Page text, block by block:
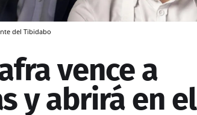
del Tibidabo
vence a
y abrirá en el